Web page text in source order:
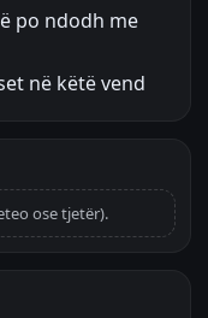
po ndodh me
në këtë vend
ose tjetër).